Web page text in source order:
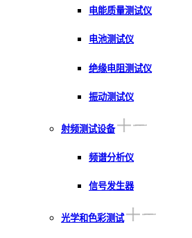
电能质量测试仪
电池测试仪
绝缘电阻测试仪
振动测试仪
射频测试设备
频谱分析仪
信号发生器
光学和色彩测试